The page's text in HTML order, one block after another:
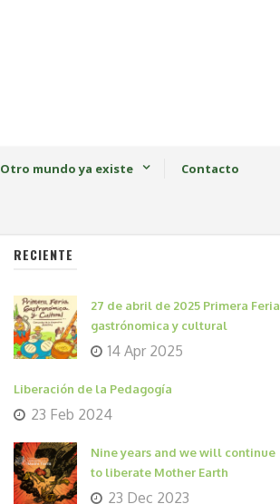
Otro mundo ya existe Contacto
RECIENTE
27 de abril de 2025 Primera Feria
gastrónomica y cultural
14 Apr 2025
Liberación de la Pedagogía
23 Feb 2024
Nine years and we will continue
to liberate Mother Earth
23 Dec 2023